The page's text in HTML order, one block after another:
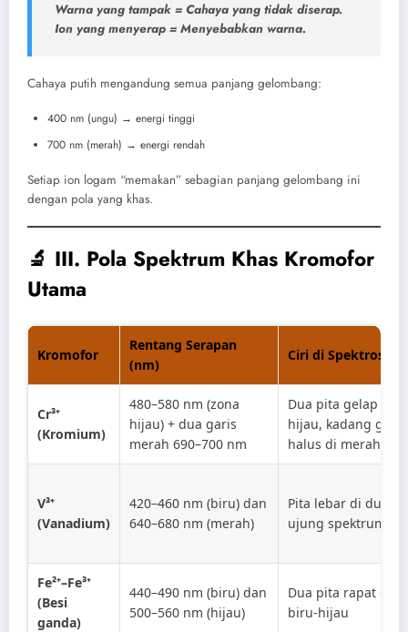
Warna yang tampak = Cahaya yang tidak diserap.
Ion yang menyerap = Menyebabkan warna.
Cahaya putih mengandung semua panjang gelombang:
400 nm (ungu) → energi tinggi
700 nm (merah) → energi rendah
Setiap ion logam “memakan” sebagian panjang gelombang ini
dengan pola yang khas.
🔬 III. Pola Spektrum Khas Kromofor
Utama
Kromofor
Rentang Serapan
(nm)
Ciri di Spektroskop
Cr³⁺
(Kromium)
480–580 nm (zona
hijau) + dua garis
merah 690–700 nm
Dua pita gelap di
hijau, kadang garis
halus di merah
V³⁺
(Vanadium)
420–460 nm (biru) dan
640–680 nm (merah)
Pita lebar di dua
ujung spektrum
Fe²⁺–Fe³⁺
(Besi
ganda)
440–490 nm (biru) dan
500–560 nm (hijau)
Dua pita rapat di
biru-hijau